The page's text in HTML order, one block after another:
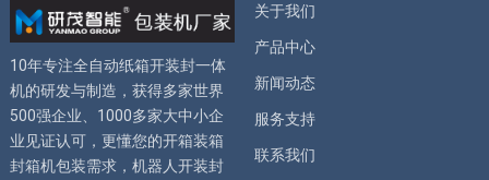
10年专注全自动纸箱开装封一体
机的研发与制造，获得多家世界
500强企业、1000多家大中小企
业见证认可，更懂您的开箱装箱
封箱机包装需求， 机器人开装封
关于我们
产品中心
新闻动态
服务支持
联系我们